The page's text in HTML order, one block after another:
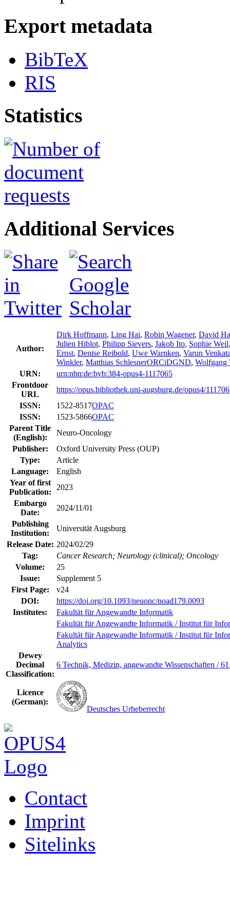
Export metadata
BibTeX
RIS
Statistics
Additional Services
Author:
Dirk Hoffmann, Ling Hai, Robin Wagener, David
Julien Hiblot, Philipp Sievers, Jakob Ito, Sophie Weil
Ernst, Denise Reibold, Uwe Warnken, Varun
Winkler, Matthias SchlesnerORCiDGND, Wolfgang
URN:
urn:nbn:de:bvb:384-opus4-1117065
Frontdoor
URL
https://opus.bibliothek.uni-augsburg.de/opus4/111706
ISSN:
1522-8517OPAC
ISSN:
1523-5866OPAC
Parent Title
(English):
Neuro-Oncology
Publisher:
Oxford University Press (OUP)
Type:
Article
Language:
English
Year of first
Publication:
2023
Embargo
Date:
2024/11/01
Publishing
Institution:
Universität Augsburg
Release Date: 2024/02/29
Tag:
Cancer Research; Neurology (clinical); Oncology
Volume:
25
Issue:
Supplement 5
First Page:
v24
DOI:
https://doi.org/10.1093/neuonc/noad179.0093
Institutes:
Fakultät für Angewandte Informatik
Fakultät für Angewandte Informatik / Institut für
Fakultät für Angewandte Informatik / Institut für
Analytics
Dewey
Decimal
Classification:
6 Technik, Medizin, angewandte Wissenschaften /
Licence
(German):
Deutsches Urheberrecht
Contact
Imprint
Sitelinks